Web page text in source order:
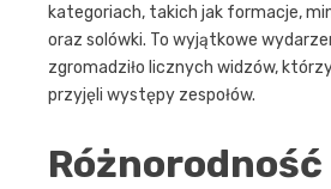
kategoriach, takich jak formacje,
oraz solówki. To wyjątkowe
zgromadziło licznych widzów,
przyjęli występy zespołów.
Różnorodność